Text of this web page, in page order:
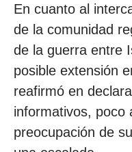
En cuanto al
de la comunidad
de la guerra entre
posible extensión
reafirmó en
informativos, poco
preocupación de